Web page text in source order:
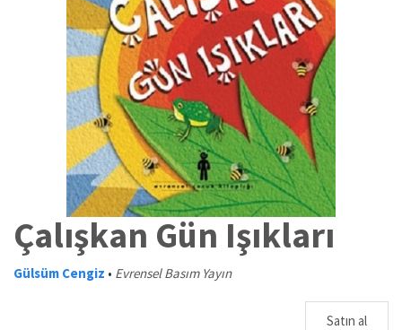
Çalışkan Gün Işıkları
Gülsüm Cengiz • Evrensel Basım Yayın
Satın al